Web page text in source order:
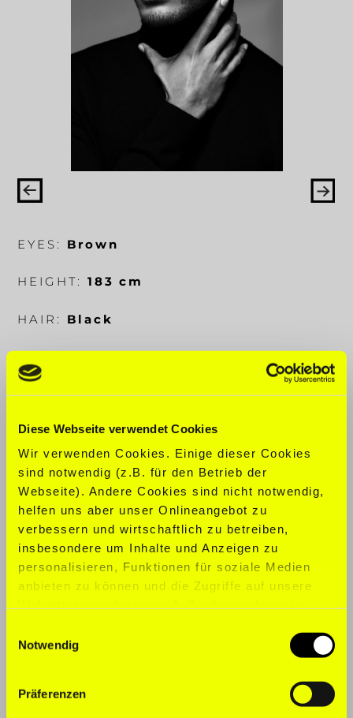
Diese Webseite verwendet Cookies
Wir verwenden Cookies. Einige dieser Cookies
sind notwendig (z.B. für den Betrieb der
Webseite). Andere Cookies sind nicht notwendig,
helfen uns aber unser Onlineangebot zu
verbessern und wirtschaftlich zu betreiben,
insbesondere um Inhalte und Anzeigen zu
personalisieren, Funktionen für soziale Medien
anbieten zu können und die Zugriffe auf unsere
Website an unsere Partner für soziale Medien,
Werbung und Analysen weiter. Unsere Partner
führen diese Informationen möglicherweise mit
weiteren Daten zusammen, die Sie ihnen
Notwendig
Präferenzen
EYES: Brown
HEIGHT: 183 cm
HAIR: Black
CLOTHING SIZE:M
SHOE SIZE:45
SPORTS:Dancing
LANGUAGES:English, German